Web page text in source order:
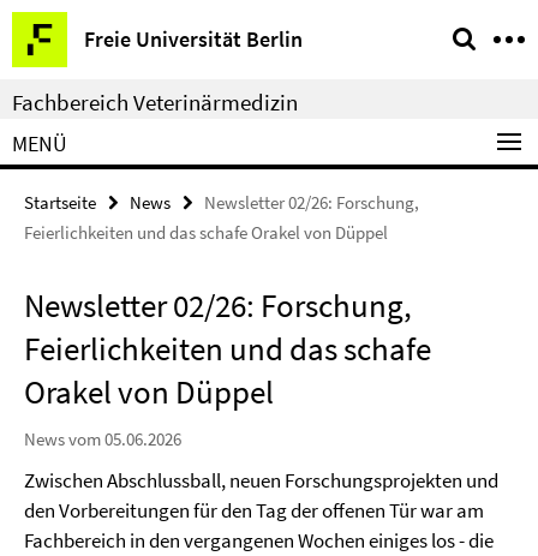
Springe
direkt
zu
Inhalt
Freie Universität Berlin
Service-
Navigation
Fachbereich Veterinärmedizin
MENÜ
Startseite News
Newsletter 02/26: Forschung,
Feierlichkeiten und das schafe Orakel von Düppel
Newsletter 02/26: Forschung,
Feierlichkeiten und das schafe
Orakel von Düppel
News vom 05.06.2026
Zwischen Abschlussball, neuen Forschungsprojekten und
den Vorbereitungen für den Tag der offenen Tür war am
Fachbereich in den vergangenen Wochen einiges los - die